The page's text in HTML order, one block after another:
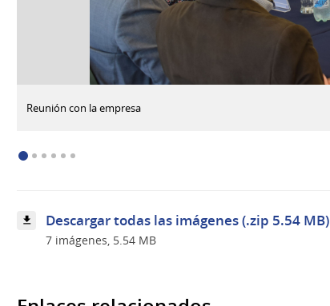
visitantes
Reunión con la empresa
Descargar todas las imágenes (.zip 5.54 MB)
7 imágenes, 5.54 MB